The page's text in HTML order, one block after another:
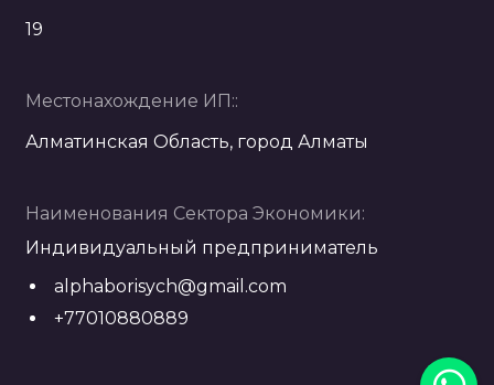
19
Местонахождение ИП::
Алматинская Область, город Алматы
Наименования Сектора Экономики:
Индивидуальный предприниматель
alphaborisych@gmail.com
+77010880889